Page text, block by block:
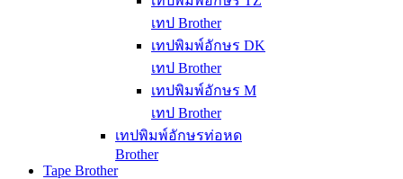
เทป Brother
เทปพิมพ์อักษร DK
เทป Brother
เทปพิมพ์อักษร M
เทป Brother
เทปพิมพ์อักษรท่อหด
Brother
Tape Brother